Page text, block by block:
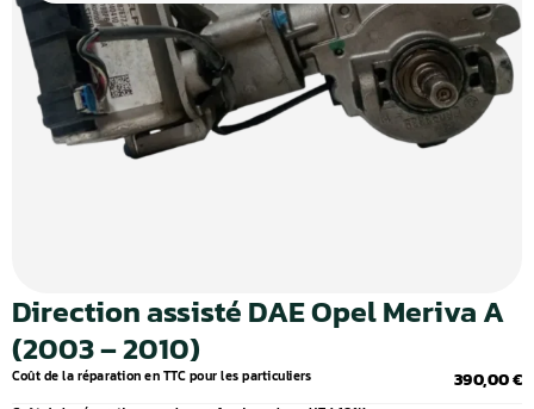
Direction assisté DAE Opel Meriva A
(2003 – 2010)
Coût de la réparation en TTC pour les particuliers 390,00 €